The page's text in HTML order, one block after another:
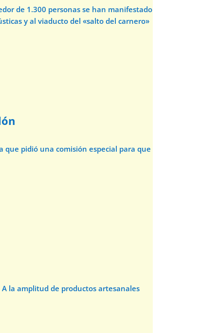
de 1.300 personas se han manifestado
y al viaducto del «salto del carnero»
pidió una comisión especial para que
la amplitud de productos artesanales